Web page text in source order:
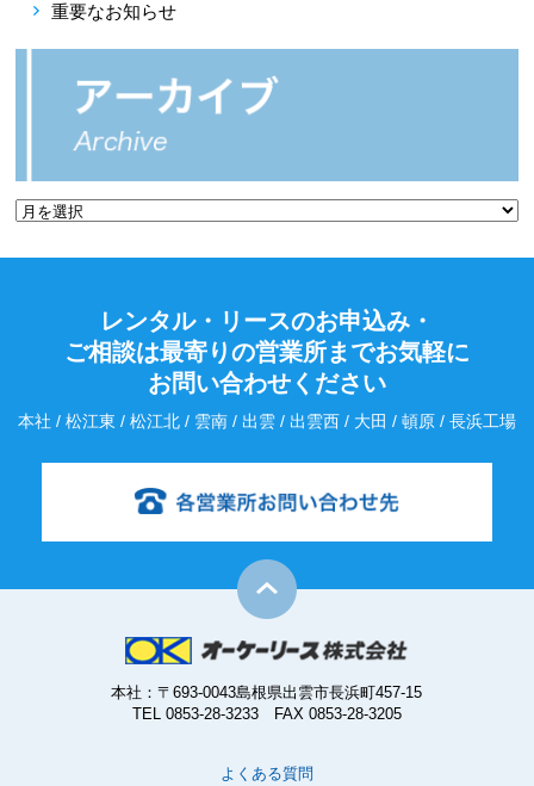
重要なお知らせ
レンタル・リースのお申込み・
ご相談は最寄りの営業所までお気軽に
お問い合わせください
本社 / 松江東 / 松江北 / 雲南 / 出雲 / 出雲西 / 大田 / 頓原 / 長浜工場
本社：〒693-0043島根県出雲市長浜町457-15
TEL 0853-28-3233 FAX 0853-28-3205
よくある質問